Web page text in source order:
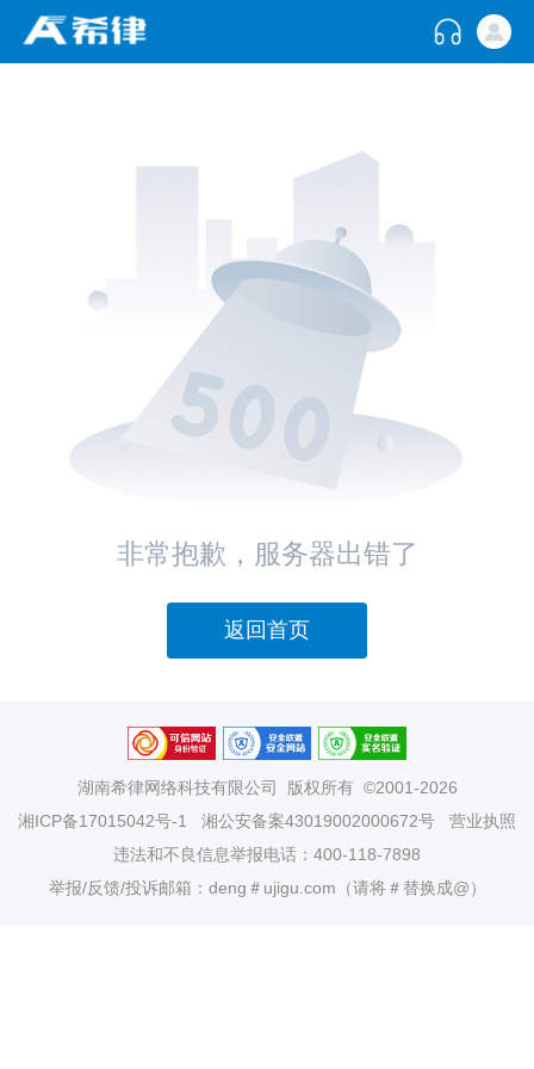
非常抱歉，服务器出错了
返回首页
湖南希律网络科技有限公司
版权所有 ©2001-2026
湘ICP备17015042号-1
湘公安备案43019002000672号
营业执照
违法和不良信息举报电话：400-118-7898
举报/反馈/投诉邮箱：deng＃ujigu.com（请将＃替换成@）